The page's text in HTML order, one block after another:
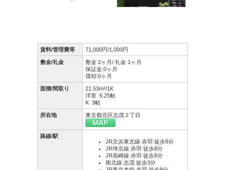
賃料/管理費等 71,000円/1,000円
敷金/礼金
敷金 2ヶ月/ 礼金 1ヶ月
保証金:0ヶ月
償却:0ヶ月
面積/間取り
21.53m²/1K
洋室 6.25帖
K 3帖
所在地 東京都北区志茂２丁目
路線/駅
JR京浜東北線 赤羽 徒歩8分
JR埼京線 赤羽 徒歩8分
JR高崎線 赤羽 徒歩8分
南北線 志茂 徒歩3分